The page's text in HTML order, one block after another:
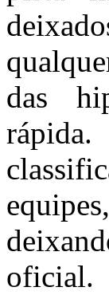
das
oficial.